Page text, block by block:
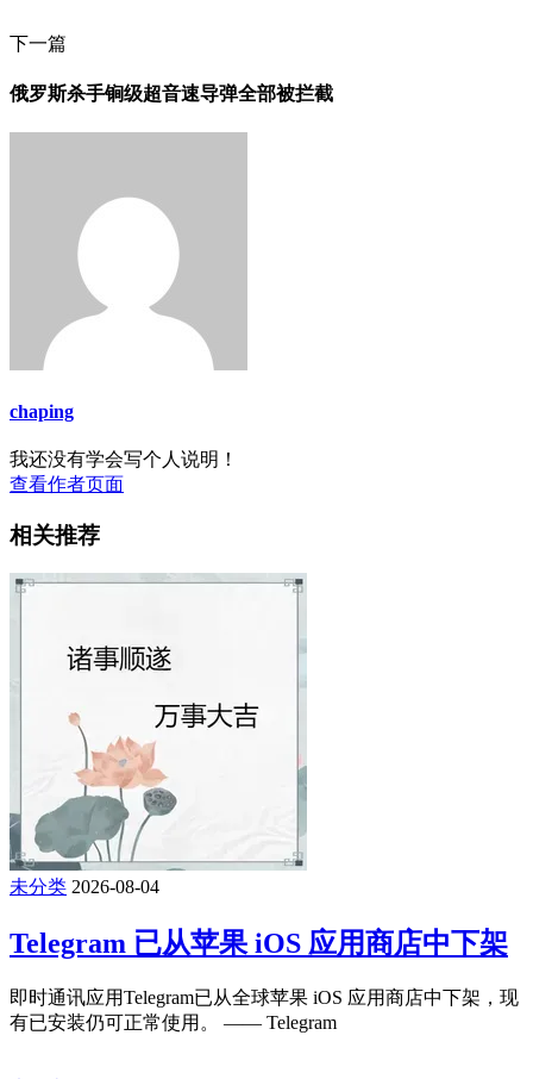
下一篇
俄罗斯杀手锏级超音速导弹全部被拦截
chaping
我还没有学会写个人说明！
查看作者页面
相关推荐
未分类 2026-08-04
Telegram 已从苹果 iOS 应用商店中下架
即时通讯应用Telegram已从全球苹果 iOS 应用商店中下架，现
有已安装仍可正常使用。 —— Telegram